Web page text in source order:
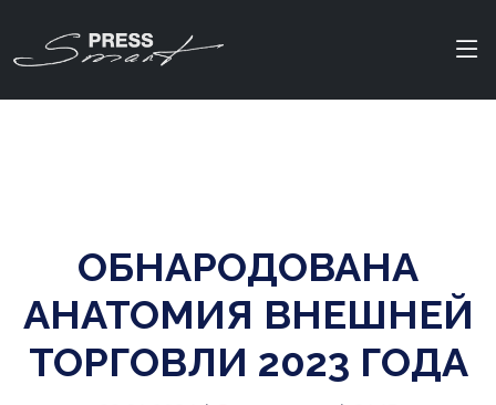
ОБНАРОДОВАНА
АНАТОМИЯ ВНЕШНЕЙ
ТОРГОВЛИ 2023 ГОДА